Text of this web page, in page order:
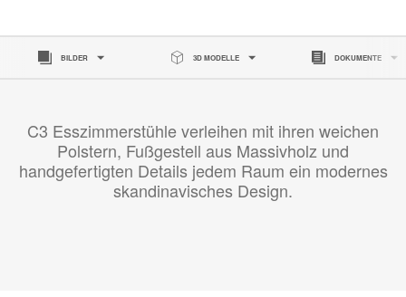
BILDER 3D MODELLE DOKUMENTE
C3 Esszimmerstühle verleihen mit ihren weichen
Polstern, Fußgestell aus Massivholz und
handgefertigten Details jedem Raum ein modernes
skandinavisches Design.